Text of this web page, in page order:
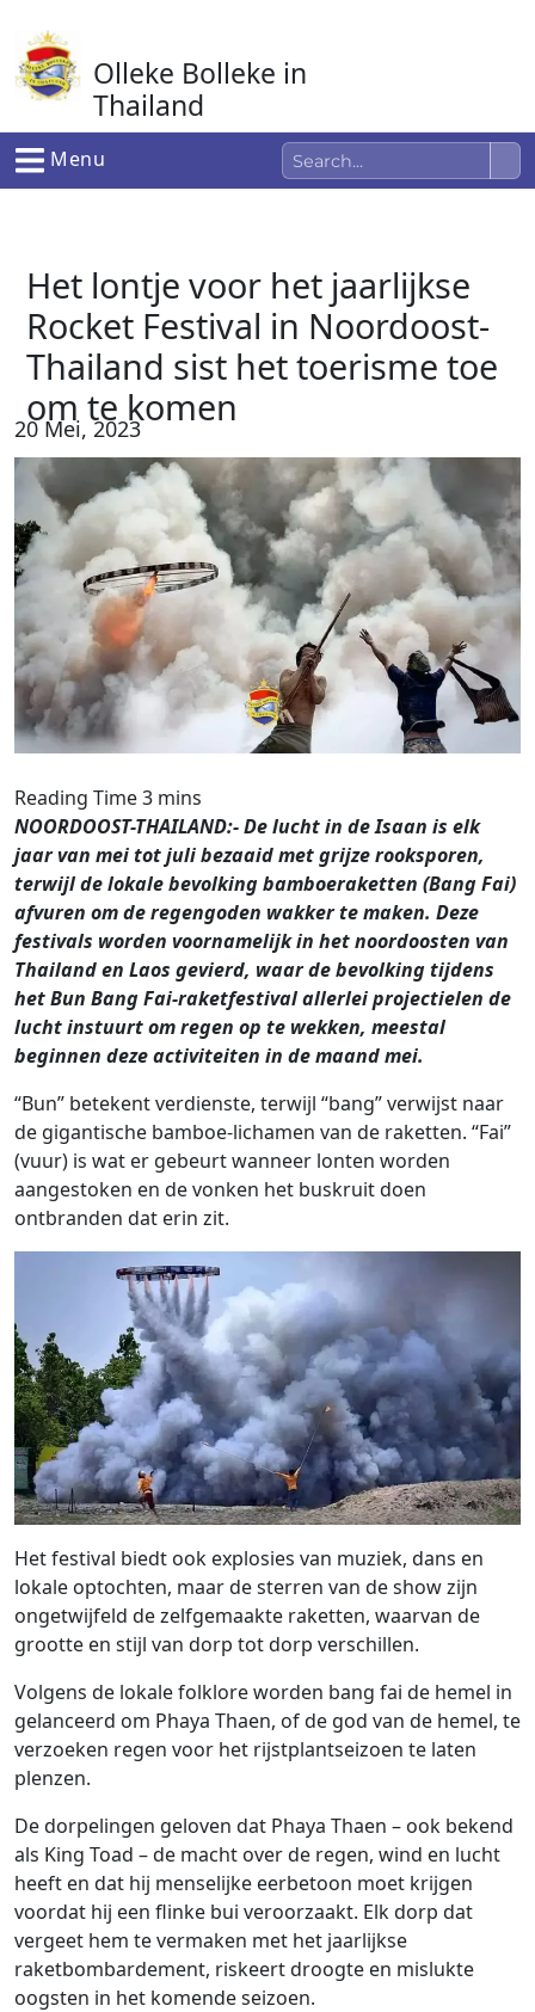
naar
de
inhoud
Olleke Bolleke in
Thailand
In Thailand
Menu
Het lontje voor het jaarlijkse
Rocket Festival in Noordoost-
Thailand sist het toerisme toe
om te komen
20 Mei, 2023
NOORDOOST-THAILAND:- De lucht in de Isaan is elk
jaar van mei tot juli bezaaid met grijze rooksporen,
terwijl de lokale bevolking bamboeraketten (Bang Fai)
afvuren om de regengoden wakker te maken. Deze
festivals worden voornamelijk in het noordoosten van
Thailand en Laos gevierd, waar de bevolking tijdens
het Bun Bang Fai-raketfestival allerlei projectielen de
lucht instuurt om regen op te wekken, meestal
beginnen deze activiteiten in de maand mei.
“Bun” betekent verdienste, terwijl “bang” verwijst naar
de gigantische bamboe-lichamen van de raketten. “Fai”
(vuur) is wat er gebeurt wanneer lonten worden
aangestoken en de vonken het buskruit doen
ontbranden dat erin zit.
Het festival biedt ook explosies van muziek, dans en
lokale optochten, maar de sterren van de show zijn
ongetwijfeld de zelfgemaakte raketten, waarvan de
grootte en stijl van dorp tot dorp verschillen.
Volgens de lokale folklore worden bang fai de hemel in
gelanceerd om Phaya Thaen, of de god van de hemel, te
verzoeken regen voor het rijstplantseizoen te laten
plenzen.
De dorpelingen geloven dat Phaya Thaen – ook bekend
als King Toad – de macht over de regen, wind en lucht
heeft en dat hij menselijke eerbetoon moet krijgen
voordat hij een flinke bui veroorzaakt. Elk dorp dat
vergeet hem te vermaken met het jaarlijkse
raketbombardement, riskeert droogte en mislukte
oogsten in het komende seizoen.